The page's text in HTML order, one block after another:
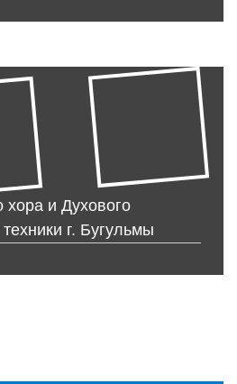
хора и Духового
г. Бугульмы